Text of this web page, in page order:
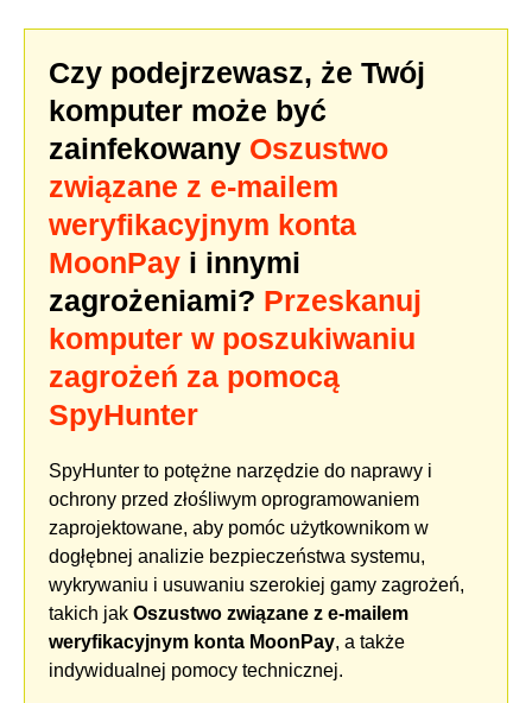
Czy podejrzewasz, że Twój
komputer może być
zainfekowany Oszustwo
związane z e-mailem
weryfikacyjnym konta
MoonPay i innymi
zagrożeniami? Przeskanuj
komputer w poszukiwaniu
zagrożeń za pomocą
SpyHunter
SpyHunter to potężne narzędzie do naprawy i
ochrony przed złośliwym oprogramowaniem
zaprojektowane, aby pomóc użytkownikom w
dogłębnej analizie bezpieczeństwa systemu,
wykrywaniu i usuwaniu szerokiej gamy zagrożeń,
takich jak Oszustwo związane z e-mailem
weryfikacyjnym konta MoonPay, a także
indywidualnej pomocy technicznej.